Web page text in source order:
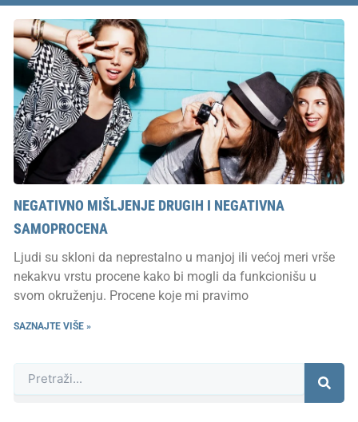
NEGATIVNO MIŠLJENJE DRUGIH I NEGATIVNA
SAMOPROCENA
Ljudi su skloni da neprestalno u manjoj ili većoj meri vrše
nekakvu vrstu procene kako bi mogli da funkcionišu u
svom okruženju. Procene koje mi pravimo
SAZNAJTE VIŠE »